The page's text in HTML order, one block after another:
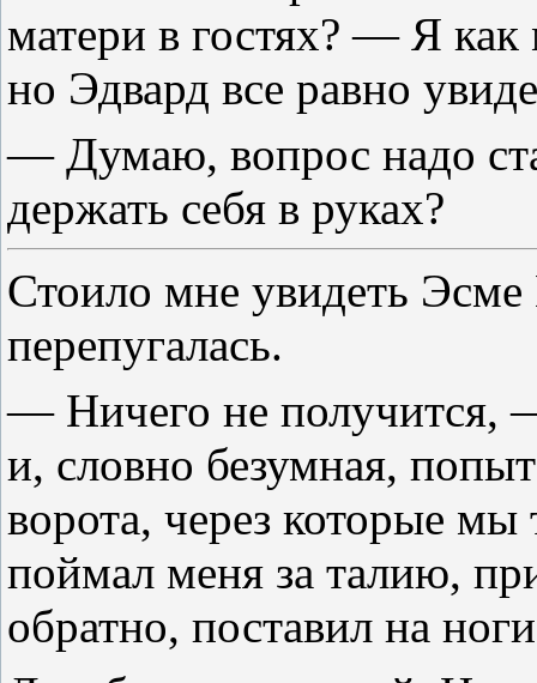
матери в гостях? — Я как
но Эдвард все равно
— Думаю, вопрос надо
держать себя в руках?
Стоило мне увидеть
перепугалась.
— Ничего не получится,
и, словно безумная,
ворота, через которые
поймал меня за талию,
обратно, поставил на